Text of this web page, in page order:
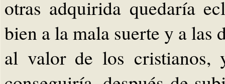
otras adquirida quedaría
bien a la mala suerte y a las
al valor de los cristianos,